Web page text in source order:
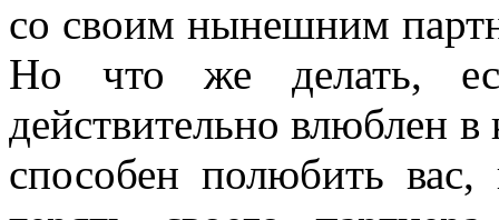
со своим нынешним
Но что же делать,
действительно влюблен
способен полюбить